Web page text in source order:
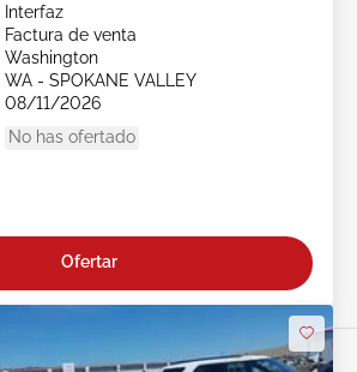
Interfaz
Factura de venta
Washington
WA - SPOKANE VALLEY
08/11/2026
No has ofertado
Ofertar